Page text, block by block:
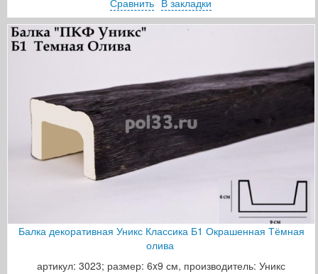
Сравнить В закладки
Балка декоративная Уникс Классика Б1 Окрашенная Тёмная
олива
артикул: 3023; размер: 6x9 см, производитель: Уникс